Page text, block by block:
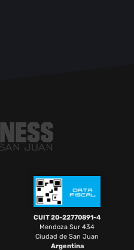
CUIT 20-22770891-4
Mendoza Sur 434
Ciudad de San Juan
Argentina